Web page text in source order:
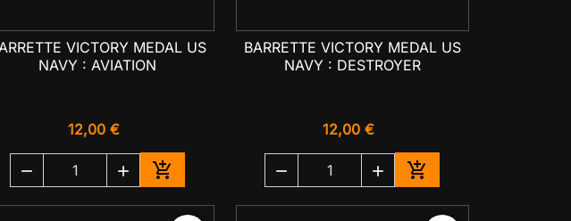
 Aperçu rapide
VICTORY MEDAL US
NAVY : AVIATION
12,00 €
  
Ajouter au panier
 Aperçu rapide
BARRETTE VICTORY MEDAL US
NAVY : DESTROYER
12,00 €
  
Ajouter au panier